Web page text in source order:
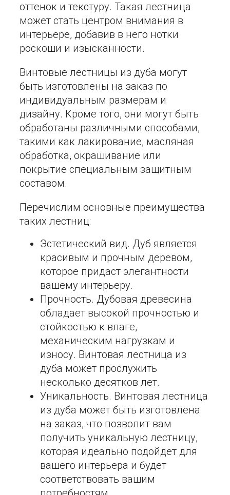
оттенок и текстуру. Такая лестница
может стать центром внимания в
интерьере, добавив в него нотки
роскоши и изысканности.
Винтовые лестницы из дуба могут
быть изготовлены на заказ по
индивидуальным размерам и
дизайну. Кроме того, они могут быть
обработаны различными способами,
такими как лакирование, масляная
обработка, окрашивание или
покрытие специальным защитным
составом.
Перечислим основные преимущества
таких лестниц:
Эстетический вид. Дуб является
красивым и прочным деревом,
которое придаст элегантности
вашему интерьеру.
Прочность. Дубовая древесина
обладает высокой прочностью и
стойкостью к влаге,
механическим нагрузкам и
износу. Винтовая лестница из
дуба может прослужить
несколько десятков лет.
Уникальность. Винтовая лестница
из дуба может быть изготовлена
на заказ, что позволит вам
получить уникальную лестницу,
которая идеально подойдет для
вашего интерьера и будет
соответствовать вашим